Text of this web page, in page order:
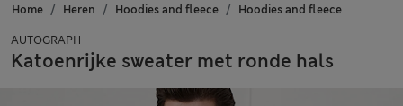
Home Heren Hoodies and fleece Hoodies and fleece
AUTOGRAPH
Katoenrijke sweater met ronde hals